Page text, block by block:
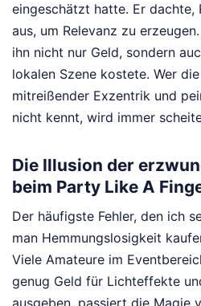
eingeschätzt hatte. Er
aus, um Relevanz zu
ihn nicht nur Geld, sondern
lokalen Szene kostete. Wer
mitreißender Exzentrik und
nicht kennt, wird immer
Die Illusion der
beim Party Like A
Der häufigste Fehler, den ich
man Hemmungslosigkeit
Viele Amateure im
genug Geld für Lichteffekte
ausgeben, passiert die Magie